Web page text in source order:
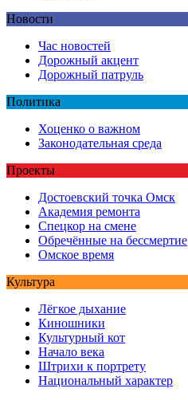
Новости
Час новостей
Дорожный акцент
Дорожный патруль
Политика
Хоценко о важном
Законодательная среда
Проекты
Достоевский точка Омск
Академия ремонта
Спецкор на смене
Обречённые на бессмертие
Омское время
Культура
Лёгкое дыхание
Киношники
Культурный кот
Начало века
Штрихи к портрету
Национальный характер